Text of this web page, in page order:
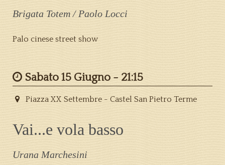
Brigata Totem / Paolo Locci
Palo cinese street show
Sabato 15 Giugno - 21:15
Piazza XX Settembre - Castel San Pietro Terme
Vai...e vola basso
Urana Marchesini